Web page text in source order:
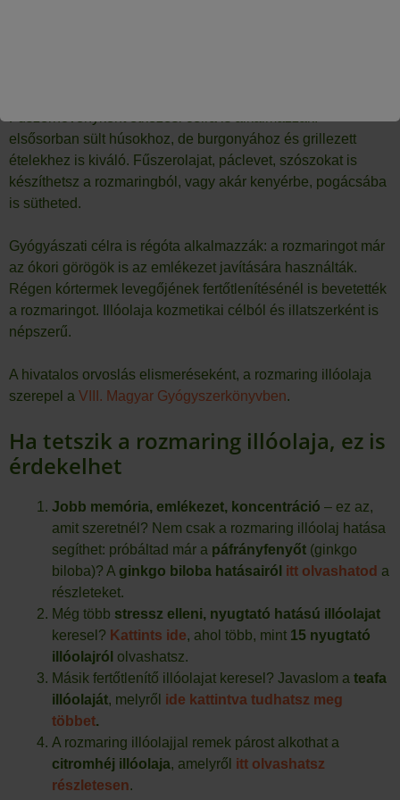
elsősorban sült húsokhoz, de burgonyához és grillezett
ételekhez is kiváló. Fűszerolajat, páclevet, szószokat is
készíthetsz a rozmaringból, vagy akár kenyérbe, pogácsába
is sütheted.
Gyógyászati célra is régóta alkalmazzák: a rozmaringot már
az ókori görögök is az emlékezet javítására használták.
Régen kórtermek levegőjének fertőtlenítésénél is bevetették
a rozmaringot. Illóolaja kozmetikai célból és illatszerként is
népszerű.
A hivatalos orvoslás elismeréseként, a rozmaring illóolaja
szerepel a VIII. Magyar Gyógyszerkönyvben.
Ha tetszik a rozmaring illóolaja, ez is
érdekelhet
Jobb memória, emlékezet, koncentráció – ez az,
amit szeretnél? Nem csak a rozmaring illóolaj hatása
segíthet: próbáltad már a páfrányfenyőt (ginkgo
biloba)? A ginkgo biloba hatásairól itt olvashatod a
részleteket.
Még több stressz elleni, nyugtató hatású illóolajat
keresel? Kattints ide, ahol több, mint 15 nyugtató
illóolajról olvashatsz.
Másik fertőtlenítő illóolajat keresel? Javaslom a teafa
illóolaját, melyről ide kattintva tudhatsz meg
többet.
A rozmaring illóolajjal remek párost alkothat a
citromhéj illóolaja, amelyről itt olvashatsz
részletesen.